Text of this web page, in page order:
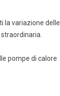
la variazione delle
pompe di calore